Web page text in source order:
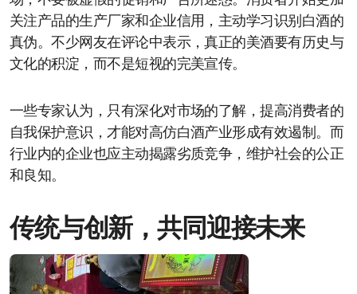
关注产品的生产厂家和企业信用，主动学习识别白酒的
真伪。不少网友在评论中表示，真正的美酒要有历史与
文化的积淀，而不是短视的完美宣传。
一些专家认为，只有深化对市场的了解，提高消费者的
自我保护意识，才能对高仿白酒产业形成有效遏制。而
行业内的企业也应主动揭露劣质竞争，维护社会的公正
和良知。
传统与创新，共同迎接未来